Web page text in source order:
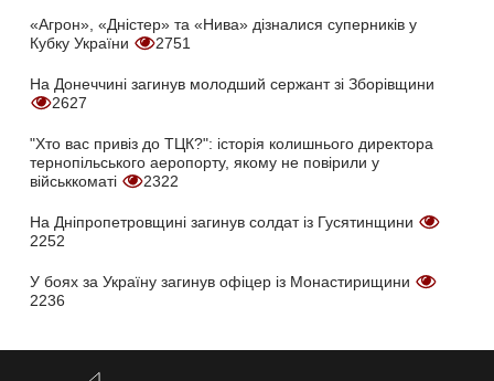
«Агрон», «Дністер» та «Нива» дізналися суперників у
Кубку України
2751
На Донеччині загинув молодший сержант зі Зборівщини
2627
"Хто вас привіз до ТЦК?": історія колишнього директора
тернопільського аеропорту, якому не повірили у
військкоматі
2322
На Дніпропетровщині загинув солдат із Гусятинщини
2252
У боях за Україну загинув офіцер із Монастирищини
2236